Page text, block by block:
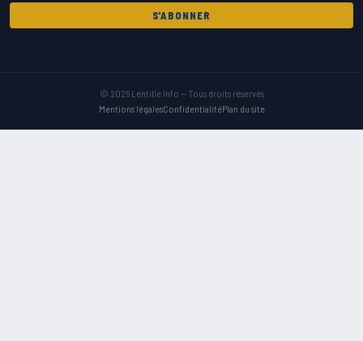
S'ABONNER
© 2026 Lentille Info — Tous droits réservés
Mentions légalesConfidentialitéPlan du site